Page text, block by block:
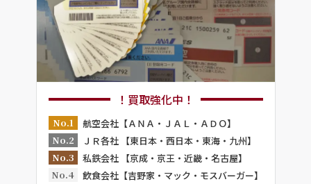
！買取強化中！
No.1
航空会社【ＡＮＡ・ＪＡＬ・ＡＤＯ】
No.2
ＪＲ各社 【東日本・西日本・東海・九州】
No.3
私鉄会社 【京成・京王・近畿・名古屋】
No.4
飲食会社【吉野家・マック・モスバーガー】